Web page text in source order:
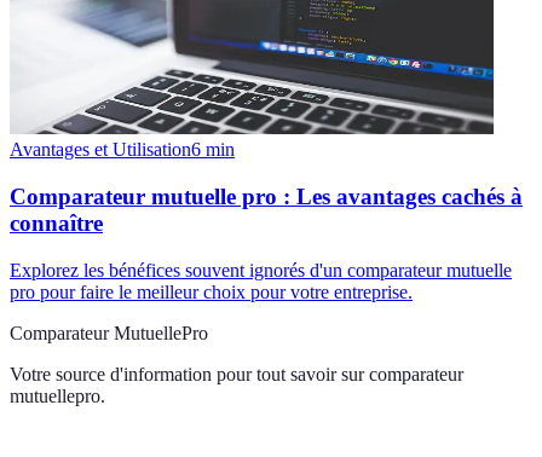
Avantages et Utilisation6 min
Comparateur mutuelle pro : Les avantages cachés à
connaître
Explorez les bénéfices souvent ignorés d'un comparateur mutuelle
pro pour faire le meilleur choix pour votre entreprise.
Comparateur MutuellePro
Votre source d'information pour tout savoir sur comparateur
mutuellepro.